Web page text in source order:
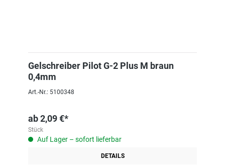
Gelschreiber Pilot G-2 Plus M braun
0,4mm
Art.-Nr.: 5100348
ab2,09 €*
Stück
Auf Lager – sofort lieferbar
DETAILS